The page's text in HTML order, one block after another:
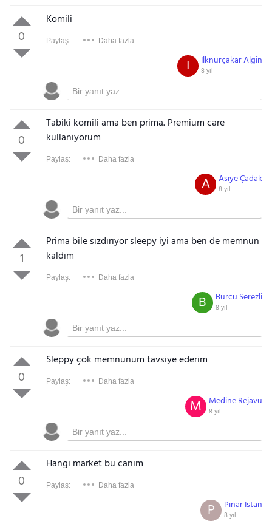
0
Komili
Paylaş: Daha fazla
Ilknurçakar Algin
8 yıl
I
0
Tabiki komili ama ben prima. Premium care
kullaniyorum
Paylaş: Daha fazla
Asiye Çadak
8 yıl
A
1
Prima bile sızdırıyor sleepy iyi ama ben de memnun
kaldım
Paylaş: Daha fazla
Burcu Serezli
8 yıl
B
0
Sleppy çok memnunum tavsiye ederim
Paylaş: Daha fazla
Medine Rejavu
8 yıl
M
0
Hangi market bu canım
Paylaş: Daha fazla
Pınar Istan
8 yıl
P